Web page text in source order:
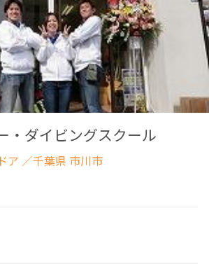
・ダイビングスクール
ア ／千葉県 市川市